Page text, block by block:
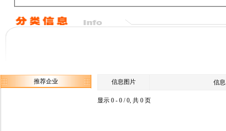
推荐企业 信息图片 信
显示 0 - 0 / 0, 共 0 页